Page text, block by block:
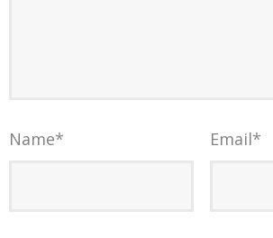
Name* Email*